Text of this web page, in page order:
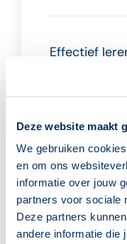
Deze website maakt
We gebruiken
en om ons
informatie over jouw
partners voor sociale
Deze partners
andere informatie die
Effectief
Er zijn steeds
altijd effectief?
Lees meer
Lifelong